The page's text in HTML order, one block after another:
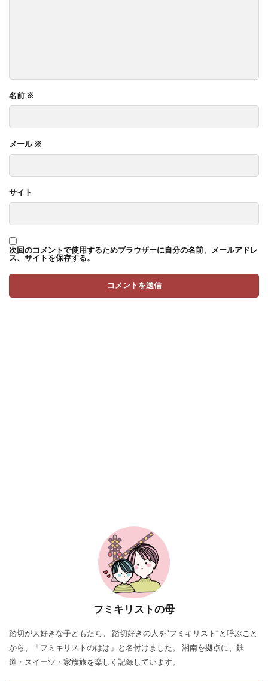
名前 ※
メール ※
サイト
次回のコメントで使用するためブラウザーに自分の名前、メールアドレ
ス、サイトを保存する。
フミキリストの母
踏切が大好きな子どもたち。 踏切好きの人を“フミキリスト”と呼ぶこと
から、「フミキリストのはは」と名付けました。 湘南を拠点に、鉄
道・スイーツ・家族旅を楽しく記録しています。